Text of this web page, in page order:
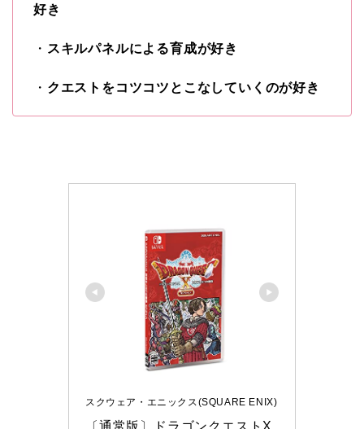
好き
・ スキルパネルによる育成が好き
・ クエストをコツコツとこなしていくのが好き
スクウェア・エニックス(SQUARE ENIX)